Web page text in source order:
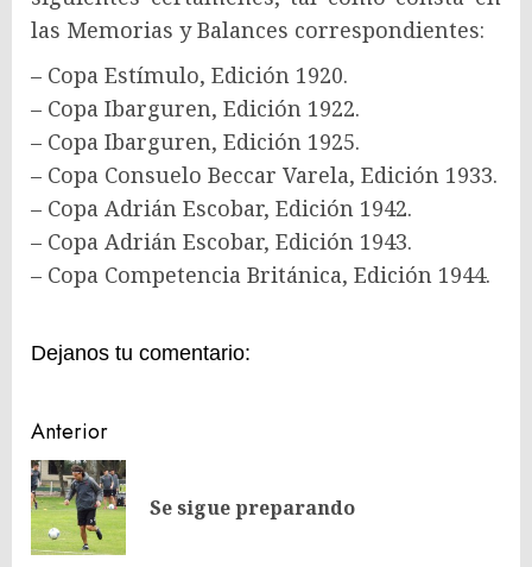
las Memorias y Balances correspondientes:
– Copa Estímulo, Edición 1920.
– Copa Ibarguren, Edición 1922.
– Copa Ibarguren, Edición 1925.
– Copa Consuelo Beccar Varela, Edición 1933.
– Copa Adrián Escobar, Edición 1942.
– Copa Adrián Escobar, Edición 1943.
– Copa Competencia Británica, Edición 1944.
Dejanos tu comentario:
Navegación
de
entradas
Anterior
Se sigue preparando